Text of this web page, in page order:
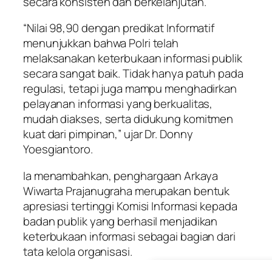
“Nilai 98,90 dengan predikat Informatif
menunjukkan bahwa Polri telah
melaksanakan keterbukaan informasi publik
secara sangat baik. Tidak hanya patuh pada
regulasi, tetapi juga mampu menghadirkan
pelayanan informasi yang berkualitas,
mudah diakses, serta didukung komitmen
kuat dari pimpinan,” ujar Dr. Donny
Yoesgiantoro.
Ia menambahkan, penghargaan Arkaya
Wiwarta Prajanugraha merupakan bentuk
apresiasi tertinggi Komisi Informasi kepada
badan publik yang berhasil menjadikan
keterbukaan informasi sebagai bagian dari
tata kelola organisasi.